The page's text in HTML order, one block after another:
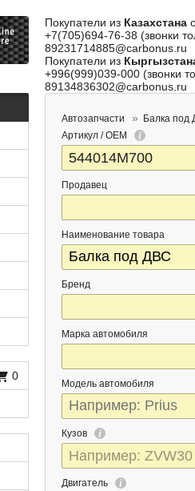
Покупатели из Казахстана
+7(705)694-76-38 (звонки
89231714885@carbonus.ru
Покупатели из
+996(999)039-000 (звонки
89134836302@carbonus.ru
Автозапчасти
Балка под
Артикул / OEM
Продавец
Наименование товара
Бренд
Марка автомобиля
Модель автомобиля
Кузов
Двигатель
0